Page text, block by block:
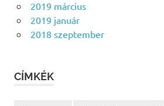
2019 március
2019 január
2018 szeptember
CÍMKÉK